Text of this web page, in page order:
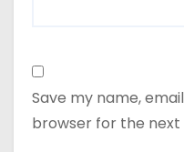
Save my name,
browser for the